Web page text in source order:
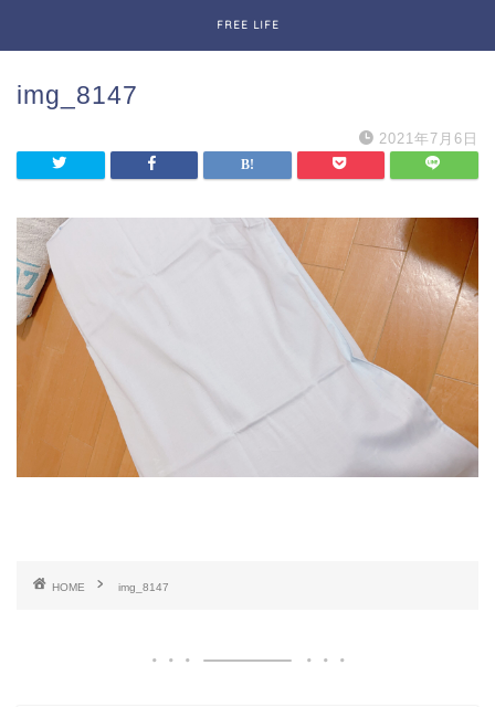
FREE LIFE
img_8147
2021年7月6日
HOME img_8147